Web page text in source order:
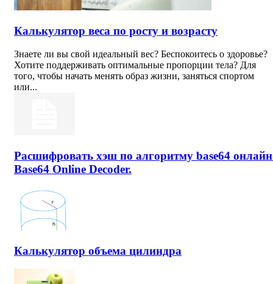
Калькулятор веса по росту и возрасту
Знаете ли вы свой идеальный вес? Беспокоитесь о здоровье?
Хотите поддерживать оптимальные пропорции тела? Для
того, чтобы начать менять образ жизни, заняться спортом
или...
Расшифровать хэш по алгоритму base64
Base64 Online Decoder.
Калькулятор объема цилиндра